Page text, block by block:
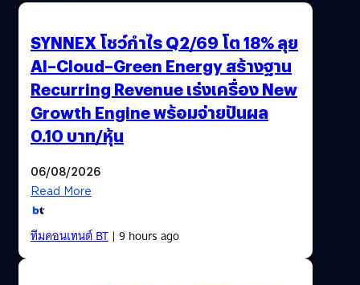
SYNNEX โชว์กำไร Q2/69 โต 18% ลุย
AI–Cloud–Green Energy สร้างฐาน
Recurring Revenue เร่งเครื่อง New
Growth Engine พร้อมจ่ายปันผล
0.10 บาท/หุ้น
06/08/2026
Read More
ทีมคอนเทนต์ BT| 9 hours ago